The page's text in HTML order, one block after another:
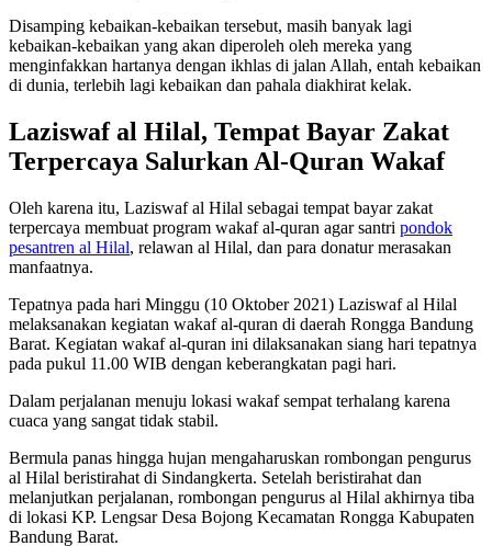
Disamping kebaikan-kebaikan tersebut, masih banyak lagi
kebaikan-kebaikan yang akan diperoleh oleh mereka yang
menginfakkan hartanya dengan ikhlas di jalan Allah, entah kebaikan
di dunia, terlebih lagi kebaikan dan pahala diakhirat kelak.
Laziswaf al Hilal, Tempat Bayar Zakat
Terpercaya Salurkan Al-Quran Wakaf
Oleh karena itu, Laziswaf al Hilal sebagai tempat bayar zakat
terpercaya membuat program wakaf al-quran agar santri pondok
pesantren al Hilal, relawan al Hilal, dan para donatur merasakan
manfaatnya.
Tepatnya pada hari Minggu (10 Oktober 2021) Laziswaf al Hilal
melaksanakan kegiatan wakaf al-quran di daerah Rongga Bandung
Barat. Kegiatan wakaf al-quran ini dilaksanakan siang hari tepatnya
pada pukul 11.00 WIB dengan keberangkatan pagi hari.
Dalam perjalanan menuju lokasi wakaf sempat terhalang karena
cuaca yang sangat tidak stabil.
Bermula panas hingga hujan mengaharuskan rombongan pengurus
al Hilal beristirahat di Sindangkerta. Setelah beristirahat dan
melanjutkan perjalanan, rombongan pengurus al Hilal akhirnya tiba
di lokasi KP. Lengsar Desa Bojong Kecamatan Rongga Kabupaten
Bandung Barat.